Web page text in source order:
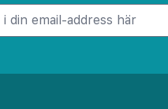
för barn, ett spelrum
lätta måltider och